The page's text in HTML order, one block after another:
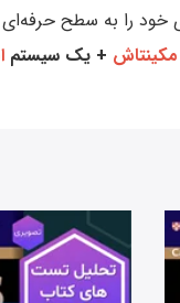
خود را به سطح
مکینتاش + یک سیستم